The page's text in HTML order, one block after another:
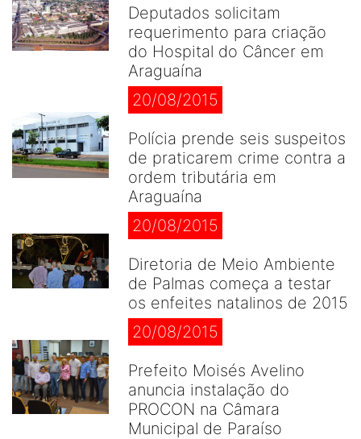
Deputados solicitam
requerimento para criação
do Hospital do Câncer em
Araguaína
20/08/2015
Polícia prende seis suspeitos
de praticarem crime contra a
ordem tributária em
Araguaína
20/08/2015
Diretoria de Meio Ambiente
de Palmas começa a testar
os enfeites natalinos de 2015
20/08/2015
Prefeito Moisés Avelino
anuncia instalação do
PROCON na Câmara
Municipal de Paraíso